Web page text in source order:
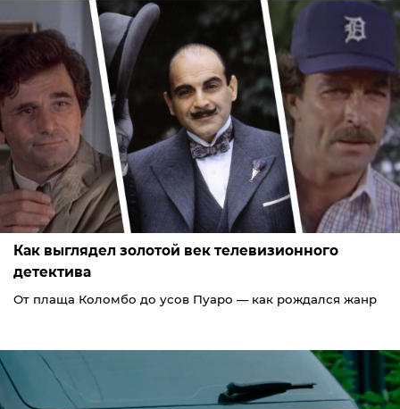
Как выглядел золотой век телевизионного
детектива
От плаща Коломбо до усов Пуаро — как рождался жанр